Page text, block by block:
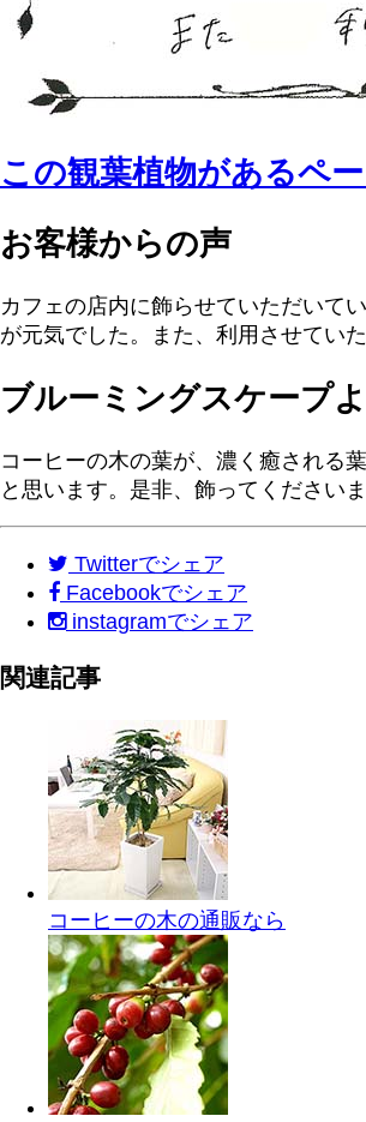
この観葉植物があるペ
お客様からの声
カフェの店内に飾らせていただいて
が元気でした。また、利用させてい
ブルーミングスケープ
コーヒーの木の葉が、濃く癒される
と思います。是非、飾ってくださいま
Twitterでシェア
Facebookでシェア
instagramでシェア
関連記事
コーヒーの木の通販なら